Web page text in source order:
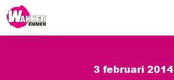
3 februari 2014